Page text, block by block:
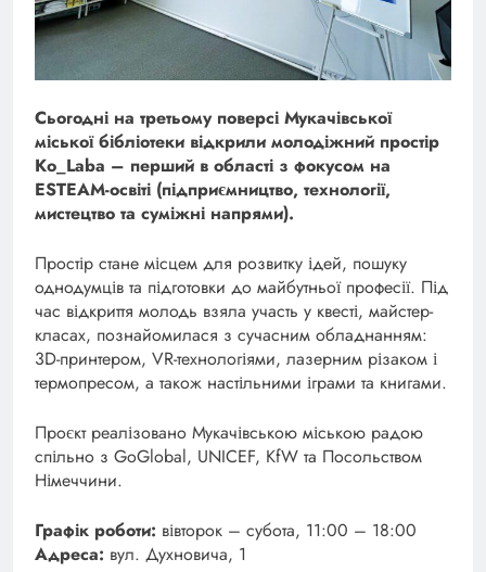
Сьогодні на третьому поверсі Мукачівської
міської бібліотеки відкрили молодіжний простір
Ko_Laba – перший в області з фокусом на
ESTEAM-освіті (підприємництво, технології,
мистецтво та суміжні напрями).
Простір стане місцем для розвитку ідей, пошуку
однодумців та підготовки до майбутньої професії. Під
час відкриття молодь взяла участь у квесті, майстер-
класах, познайомилася з сучасним обладнанням:
3D-принтером, VR-технологіями, лазерним різаком і
термопресом, а також настільними іграми та книгами.
Проєкт реалізовано Мукачівською міською радою
спільно з GoGlobal, UNICEF, KfW та Посольством
Німеччини.
Графік роботи: вівторок – субота, 11:00 – 18:00
Адреса: вул. Духновича, 1